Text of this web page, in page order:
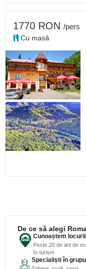
1770 RON /pers
Cu masă
De ce să alegi
Cunoaștem
Peste 20 de ani de
în turism
Specialiști în